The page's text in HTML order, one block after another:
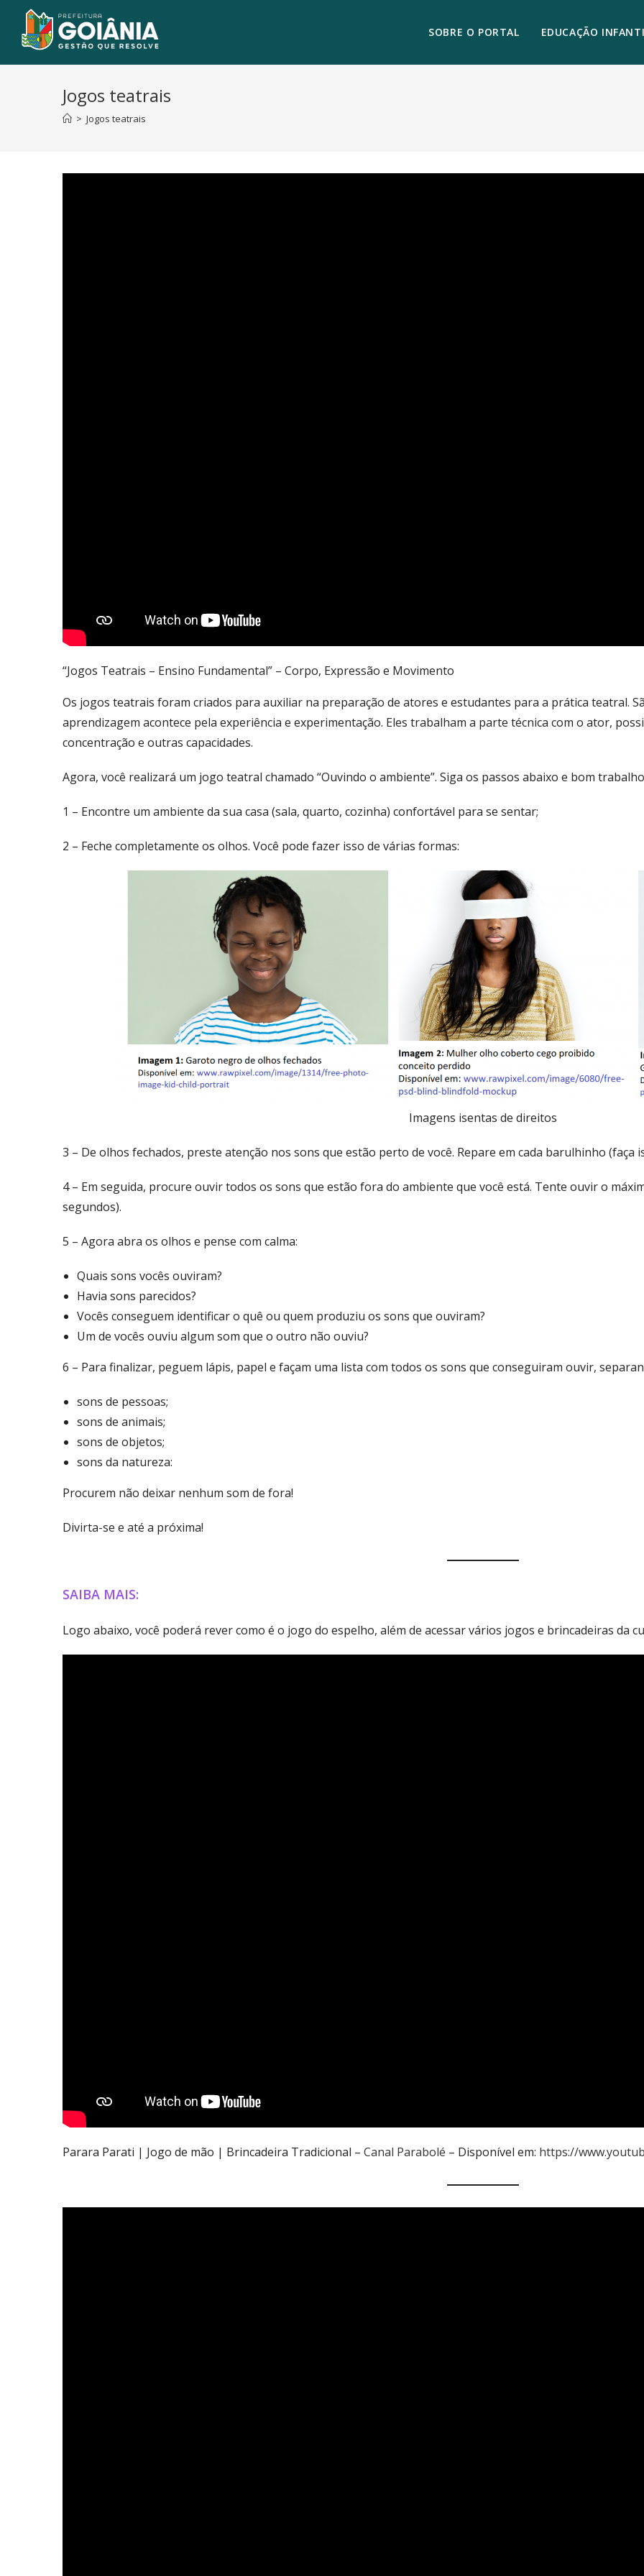
SOBRE O PORTAL EDUCAÇÃO
Jogos teatrais
> Jogos teatrais
“Jogos Teatrais – Ensino Fundamental” – Corpo, Expressão e Movimento
Os jogos teatrais foram criados para auxiliar na preparação de atores e estudantes para a prática teatral.
aprendizagem acontece pela experiência e experimentação. Eles trabalham a parte técnica com o ator,
concentração e outras capacidades.
Agora, você realizará um jogo teatral chamado “Ouvindo o ambiente”. Siga os passos abaixo e bom
1 – Encontre um ambiente da sua casa (sala, quarto, cozinha) confortável para se sentar;
2 – Feche completamente os olhos. Você pode fazer isso de várias formas:
Imagens isentas de direitos
3 – De olhos fechados, preste atenção nos sons que estão perto de você. Repare em cada barulhinho (faça
4 – Em seguida, procure ouvir todos os sons que estão fora do ambiente que você está. Tente ouvir o
segundos).
5 – Agora abra os olhos e pense com calma:
Quais sons vocês ouviram?
Havia sons parecidos?
Vocês conseguem identificar o quê ou quem produziu os sons que ouviram?
Um de vocês ouviu algum som que o outro não ouviu?
6 – Para finalizar, peguem lápis, papel e façam uma lista com todos os sons que conseguiram ouvir,
sons de pessoas;
sons de animais;
sons de objetos;
sons da natureza:
Procurem não deixar nenhum som de fora!
Divirta-se e até a próxima!
SAIBA MAIS:
Logo abaixo, você poderá rever como é o jogo do espelho, além de acessar vários jogos e brincadeiras da
Parara Parati | Jogo de mão | Brincadeira Tradicional – Canal Parabolé – Disponível em: https://